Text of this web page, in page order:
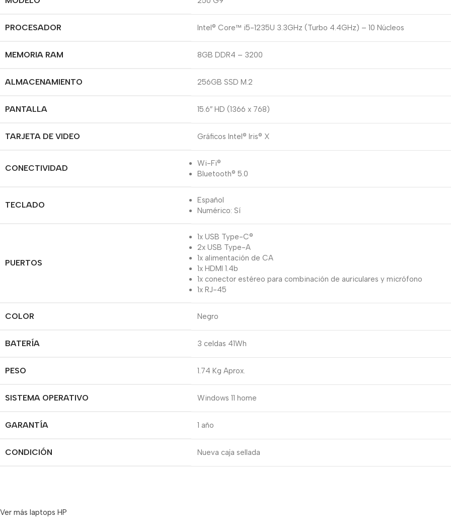
PROCESADOR Intel® Core™ i5-1235U 3.3GHz (Turbo 4.4GHz) – 10 Núcleos
MEMORIA RAM 8GB DDR4 – 3200
ALMACENAMIENTO 256GB SSD M.2
PANTALLA 15.6″ HD (1366 x 768)
TARJETA DE VIDEO Gráficos Intel® Iris® X
CONECTIVIDAD
Wi-Fi®
Bluetooth® 5.0
TECLADO
Español
Numérico: Sí
PUERTOS
1x USB Type-C®
2x USB Type-A
1x alimentación de CA
1x HDMI 1.4b
1x conector estéreo para combinación de auriculares y micrófono
1x RJ-45
COLOR Negro
BATERÍA 3 celdas 41Wh
PESO 1.74 Kg Aprox.
SISTEMA OPERATIVO Windows 11 home
GARANTÍA 1 año
CONDICIÓN Nueva caja sellada
Ver más laptops HP